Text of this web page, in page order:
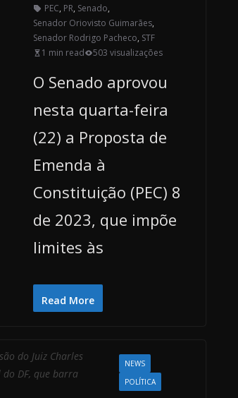
PEC, PR, Senado,
Senador Oriovisto Guimarães,
Senador Rodrigo Pacheco, STF
1 min read
503 visualizações
O Senado aprovou
nesta quarta-feira
(22) a Proposta de
Emenda à
Constituição (PEC) 8
de 2023, que impõe
limites às
Read More
do Juiz Charles
do DF, que barra
NEWS
POLÍTICA